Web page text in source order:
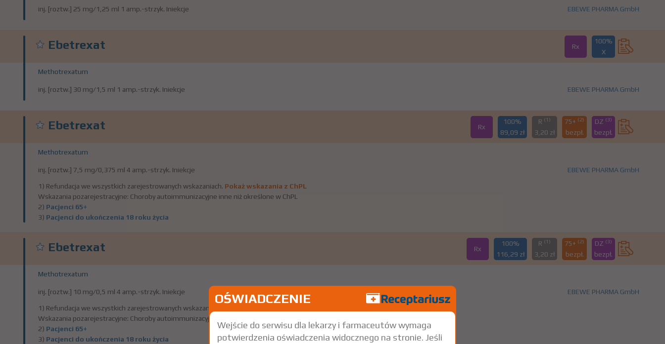
inj. [roztw.] 25 mg/1,25 ml 1 amp.-strzyk. Iniekcje EBEWE PHARMA GmbH
Ebetrexat Rx
100%
X
Methotrexatum
inj. [roztw.] 30 mg/1,5 ml 1 amp.-strzyk. Iniekcje EBEWE PHARMA GmbH
Ebetrexat Rx
100%
89,09 zł
R (1)
3,20 zł
75+ (2)
bezpł.
DZ (3)
bezpł.
Methotrexatum
inj. [roztw.] 7,5 mg/0,375 ml 4 amp.-strzyk. Iniekcje EBEWE PHARMA GmbH
1) Refundacja we wszystkich zarejestrowanych wskazaniach. Pokaż wskazania z ChPL
Wskazania pozarejestracyjne: Choroby autoimmunizacyjne inne niż określone w ChPL
2) Pacjenci 65+
3) Pacjenci do ukończenia 18 roku życia
Ebetrexat Rx
100%
116,29 zł
R (1)
3,20 zł
75+ (2)
bezpł.
DZ (3)
bezpł.
Methotrexatum
inj. [roztw.] 10 mg/0,5 ml 4 amp.-strzyk. Iniekcje EBEWE PHARMA GmbH
1) Refundacja we wszystkich zarejestrowanych wskazaniach.
Wskazania pozarejestracyjne: Choroby autoimmunizacyjne inne niż określone w ChPL
2) Pacjenci 65+
3) Pacjenci do ukończenia 18 roku życia
OŚWIADCZENIE
Wejście do serwisu dla lekarzy i farmaceutów wymaga
potwierdzenia oświadczenia widocznego na stronie. Jeśli